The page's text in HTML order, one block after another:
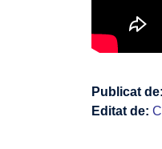
Publicat de:
Editat de: